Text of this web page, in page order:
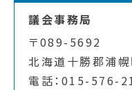
議会事務局
〒089-5692
北海道十勝郡浦
電話：015-576-